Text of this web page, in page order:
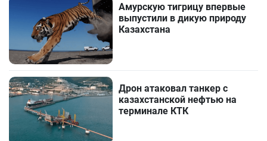
Амурскую тигрицу впервые
выпустили в дикую природу
Казахстана
Дрон атаковал танкер с
казахстанской нефтью на
терминале КТК